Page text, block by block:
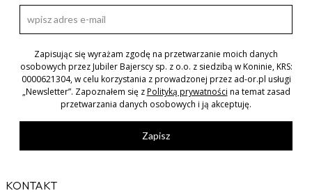
Zapisując się wyrażam zgodę na przetwarzanie moich danych
osobowych przez Jubiler Bajerscy sp. z o.o. z siedzibą w Koninie, KRS:
0000621304, w celu korzystania z prowadzonej przez ad-or.pl usługi
„Newsletter”. Zapoznałem się zPolityką prywatności na temat zasad
przetwarzania danych osobowych i ją akceptuję.
Zapisz
KONTAKT